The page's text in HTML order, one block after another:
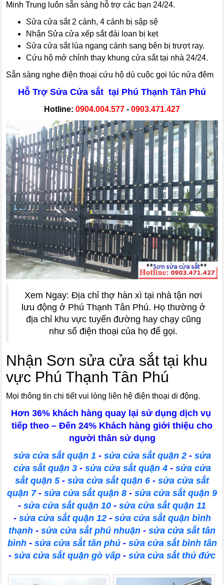
Minh Trung luôn sẵn sàng hỗ trợ các bạn 24/24.
Sửa cửa sắt 2 cánh, 4 cánh bị sập sệ
Nhận Sửa cửa xếp sắt đài loan bị kẹt
Sửa cửa sắt lùa ngang cánh sang bên bị trượt ray.
Cứu hộ mở chỉnh thay khung cửa sắt tại nhà 24/24.
Sẵn sàng nghe điện thoại cứu hộ dù cuộc gọi lúc nửa đêm
Hỗ Trợ Sửa Cửa sắt tại Phú Thạnh Tân Phú
Hotline: 0904.004.577 - 0903.471.427
Xem Ngay: Địa chỉ thợ hàn xì tại nhà tận nơi
lưu động ở Phú Thạnh Tân Phú. Họ thường ở
địa chỉ khu vực tuyến đường hay chạy cũng
như số điện thoại của họ để gọi.
Nhận Sơn sửa cửa sắt tại khu
vực Phú Thạnh Tân Phú
Mọi thông tin chi tiết vui lòng liên hệ điện thoại di động.
Hơn 36% khách hàng quay lại sử dụng dịch vụ
tiếp theo – Đến 24% Khách hàng giới thiệu cho
người thân sử dụng
sửa cửa sắt quận 1 - sửa cửa sắt quận 2- sửa
cửa sắt quận 3- sửa cửa sắt quận 4- sửa cửa
sắt quận 5- sửa cửa sắt quận 6 - sửa cửa sắt
quận 7- sửa cửa sắt quận 8 - sửa cửa sắt quận 9
- sửa cửa sắt quận 10 - sửa cửa sắt quận 11
- sửa cửa sắt quận 12- sửa cửa sắt quận bình
thạnh - sửa cửa sắt phú nhuận - sửa cửa sắt tân
bình- sửa cửa sắt tân phú- sửa cửa sắt bình tân
- sửa cửa sắt quận gò vấp - sửa cửa sắt thủ đức